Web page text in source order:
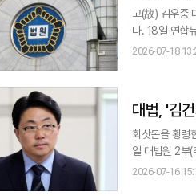
고(故) 김우중
다. 18일 연합뉴스에 따르면 서울중앙지법 민사합의34부(김창모 부장판사)는 정씨가 우양산업개발(옛 대우개발)을 상대로
제기한 동산인도청구 소송에서
2026-07-18
대법, '김
회삿돈을 횡령
일 대법원 2부(
각을 선고한 원심 판결을 최종 확정했다. 이
2026-07-16